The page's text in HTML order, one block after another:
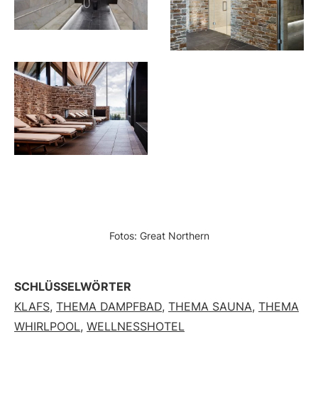
Fotos: Great Northern
SCHLÜSSELWÖRTER
KLAFS, THEMA DAMPFBAD, THEMA SAUNA, THEMA
WHIRLPOOL, WELLNESSHOTEL